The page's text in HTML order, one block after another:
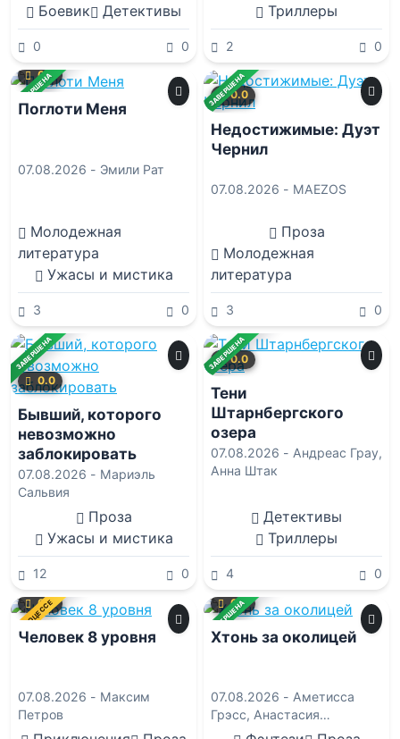
Боевик Детективы
0 0
Триллеры
2 0
ЗАВЕРШЕНА
0.0
Поглоти Меня
07.08.2026 - Эмили Рат
Молодежная
литература
Ужасы и мистика
3 0
ЗАВЕРШЕНА
0.0
Недостижимые: Дуэт
Чернил
07.08.2026 - MAEZOS
Проза
Молодежная
литература
3 0
ЗАВЕРШЕНА
0.0
Бывший, которого
невозможно
заблокировать
07.08.2026 - Мариэль
Сальвия
Проза
Ужасы и мистика
12 0
ЗАВЕРШЕНА
0.0
Тени
Штарнбергского
озера
07.08.2026 - Андреас Грау,
Анна Штак
Детективы
Триллеры
4 0
В ПРОЦЕССЕ
0.0
Человек 8 уровня
07.08.2026 - Максим
Петров
ЗАВЕРШЕНА
0.0
Хтонь за околицей
07.08.2026 - Аметисса
Грэсс, Анастасия
Черткова
Дарья Соловей